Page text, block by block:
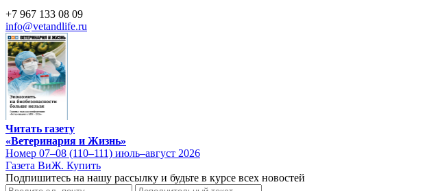
+7 967 133 08 09
info@vetandlife.ru
Читать газету
«Ветеринария и Жизнь»
Номер 07–08 (110–111) июль–август 2026
Газета ВиЖ. Купить
Подпишитесь на нашу рассылку и будьте в курсе всех новостей